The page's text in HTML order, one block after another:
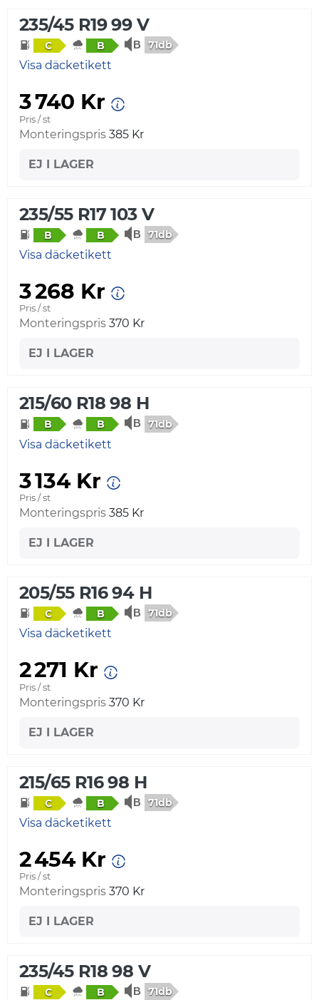
235/45 R19 99 V
C B 71db
Visa däcketikett
3 740 Kr
Pris / st
Monteringspris 385 Kr
EJ I LAGER
235/55 R17 103 V
B B 71db
Visa däcketikett
3 268 Kr
Pris / st
Monteringspris 370 Kr
EJ I LAGER
215/60 R18 98 H
B B 71db
Visa däcketikett
3 134 Kr
Pris / st
Monteringspris 385 Kr
EJ I LAGER
205/55 R16 94 H
C B 71db
Visa däcketikett
2 271 Kr
Pris / st
Monteringspris 370 Kr
EJ I LAGER
215/65 R16 98 H
C B 71db
Visa däcketikett
2 454 Kr
Pris / st
Monteringspris 370 Kr
EJ I LAGER
235/45 R18 98 V
C B 71db